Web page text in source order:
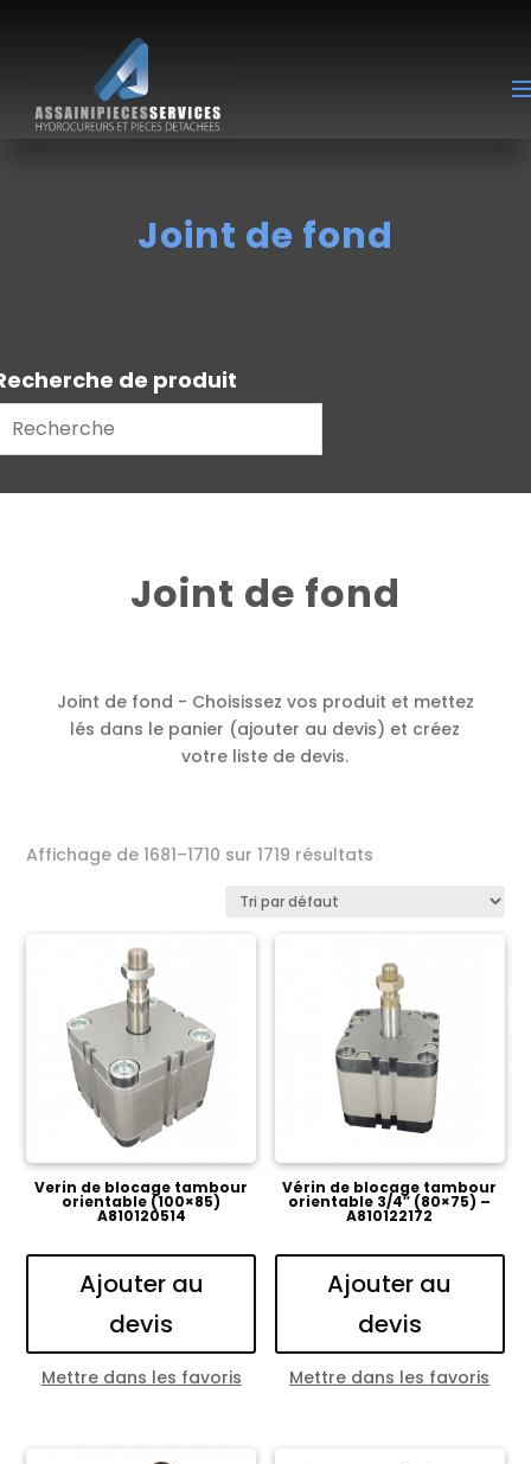
Joint de fond
de produit
Joint de fond
Joint de fond - Choisissez vos produit et mettez
lés dans le panier (ajouter au devis) et créez
votre liste de devis.
Affichage de 1681–1710 sur 1719 résultats
Verin de blocage tambour
orientable (100×85)
A810120514
Ajouter au
devis
Mettre dans les favoris
Vérin de blocage tambour
orientable 3/4″ (80×75) –
A810122172
Ajouter au
devis
Mettre dans les favoris